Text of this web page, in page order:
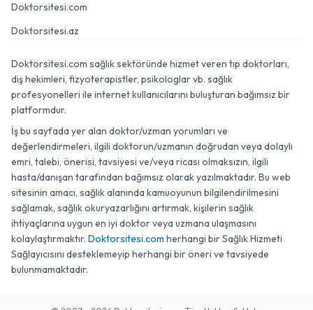
Doktorsitesi.com
Doktorsitesi.az
Doktorsitesi.com sağlık sektöründe hizmet veren tıp doktorları,
diş hekimleri, fizyoterapistler, psikologlar vb. sağlık
profesyonelleri ile internet kullanıcılarını buluşturan bağımsız bir
platformdur.
İş bu sayfada yer alan doktor/uzman yorumları ve
değerlendirmeleri, ilgili doktorun/uzmanın doğrudan veya dolaylı
emri, talebi, önerisi, tavsiyesi ve/veya ricası olmaksızın, ilgili
hasta/danışan tarafından bağımsız olarak yazılmaktadır. Bu web
sitesinin amacı, sağlık alanında kamuoyunun bilgilendirilmesini
sağlamak, sağlık okuryazarlığını artırmak, kişilerin sağlık
ihtiyaçlarına uygun en iyi doktor veya uzmana ulaşmasını
kolaylaştırmaktır. Doktorsitesi.com herhangi bir Sağlık Hizmeti
Sağlayıcısını desteklemeyip herhangi bir öneri ve tavsiyede
bulunmamaktadır.